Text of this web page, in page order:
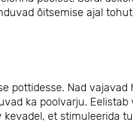
õitsemise ajal
pottidesse. Nad vajavad
ka poolvarju. Eelistab
et stimuleerida